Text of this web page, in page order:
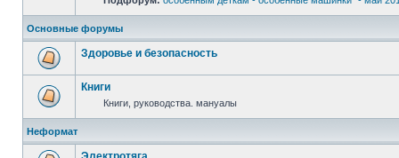
Основные форумы
Здоровье и безопасность
Книги
Книги, руководства. мануалы
Неформат